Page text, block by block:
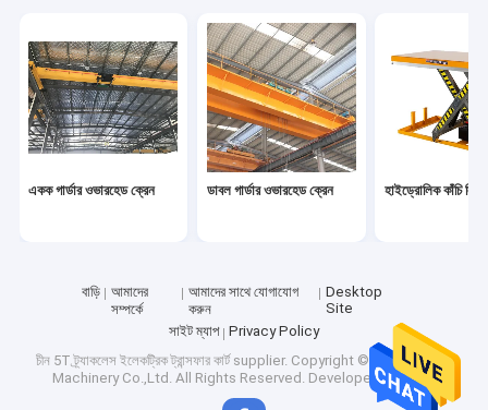
বাড়ি
ভিডিও
একক গার্ডার ওভারহেড ক্রেন ডাবল গার্ডার ওভারহেড ক্রেন হাইড্রোলিক কাঁচি
বাড়ি
আমাদের
সম্পর্কে
আমাদের সাথে যোগাযোগ
করুন
Desktop
Site
সাইট ম্যাপ
Privacy Policy
চীন 5T ট্র্যাকলেস ইলেকট্রিক ট্রান্সফার কার্ট supplier. Copyright © 2026 CATET
Machinery Co.,Ltd. All Rights Reserved. Developed byECER